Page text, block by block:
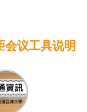
会议工具说明